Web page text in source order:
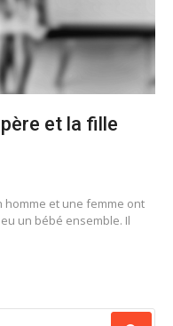
et la fille
homme et une femme ont
un bébé ensemble. Il